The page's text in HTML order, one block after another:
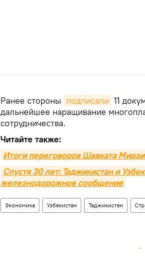
Ранее стороны подписали 11
дальнейшее наращивание
сотрудничества.
Читайте также:
Итоги переговоров Шавката
Спустя 30 лет: Таджикистан и
железнодорожное сообщение
Экономика Узбекистан Таджикистан